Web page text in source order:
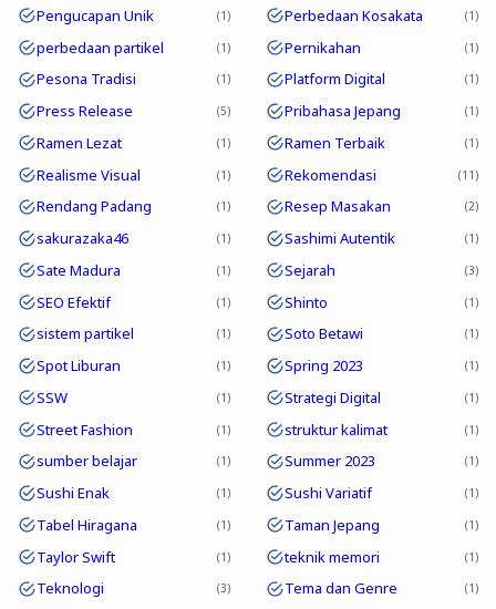
Pengucapan Unik 1 Perbedaan Kosakata 1
perbedaan partikel 1 Pernikahan 1
Pesona Tradisi 1 Platform Digital 1
Press Release 5 Pribahasa Jepang 1
Ramen Lezat 1 Ramen Terbaik 1
Realisme Visual 1 Rekomendasi 11
Rendang Padang 1 Resep Masakan 2
sakurazaka46 1 Sashimi Autentik 1
Sate Madura 1 Sejarah 3
SEO Efektif 1 Shinto 1
sistem partikel 1 Soto Betawi 1
Spot Liburan 1 Spring 2023 1
SSW 1 Strategi Digital 1
Street Fashion 1 struktur kalimat 1
sumber belajar 1 Summer 2023 1
Sushi Enak 1 Sushi Variatif 1
Tabel Hiragana 1 Taman Jepang 1
Taylor Swift 1 teknik memori 1
Teknologi 3 Tema dan Genre 1